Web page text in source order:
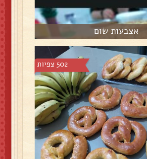
אצבעות שום
502 צפיות